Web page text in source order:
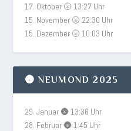
17. Oktober 🌝 13:27 Uhr
15. November 🌝 22:30 Uhr
15. Dezember 🌝 10:03 Uhr
🌚 NEUMOND 2025
29. Januar 🌚 13:36 Uhr
28. Februar 🌚 1:45 Uhr